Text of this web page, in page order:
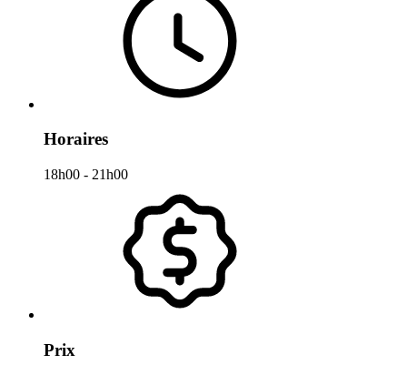
Horaires
18h00 - 21h00
Prix